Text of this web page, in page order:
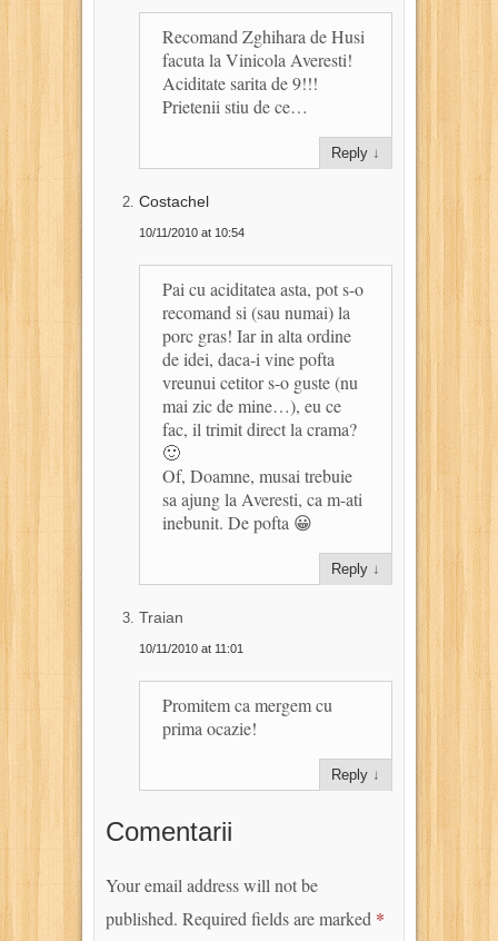
Recomand Zghihara de Husi
facuta la Vinicola Averesti!
Aciditate sarita de 9!!!
Prietenii stiu de ce…
Reply ↓
Costachel
10/11/2010 at 10:54
Pai cu aciditatea asta, pot s-o
recomand si (sau numai) la
porc gras! Iar in alta ordine
de idei, daca-i vine pofta
vreunui cetitor s-o guste (nu
mai zic de mine…), eu ce
fac, il trimit direct la crama?
🙂
Of, Doamne, musai trebuie
sa ajung la Averesti, ca m-ati
inebunit. De pofta 😀
Reply ↓
Traian
10/11/2010 at 11:01
Promitem ca mergem cu
prima ocazie!
Reply ↓
Comentarii
Your email address will not be
published. Required fields are marked *